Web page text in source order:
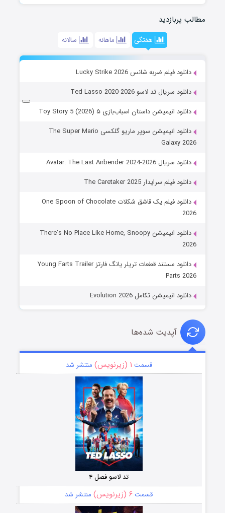
مطالب پربازدید
هفتگی ماهانه سالانه
دانلود فیلم ضربه شانس Lucky Strike 2026
دانلود سریال تد لاسو Ted Lasso 2020-2026
دانلود انیمیشن داستان اسباب‌بازی ۵ Toy Story 5 (2026)
دانلود انیمیشن سوپر ماریو گلکسی The Super Mario
Galaxy 2026
دانلود سریال Avatar: The Last Airbender 2024-2026
دانلود فیلم سرایدار The Caretaker 2025
دانلود فیلم یک قاشق شکلات One Spoon of Chocolate
2026
دانلود انیمیشن There’s No Place Like Home, Snoopy
2026
دانلود مستند قطعات تریلر یانگ فارتز Young Farts Trailer
Parts 2026
دانلود انیمیشن تکامل Evolution 2026
آپدیت شده‌ها
قسمت ۱ (زیرنویس) منتشر شد
تد لاسو فصل ۴
قسمت ۶ (زیرنویس) منتشر شد